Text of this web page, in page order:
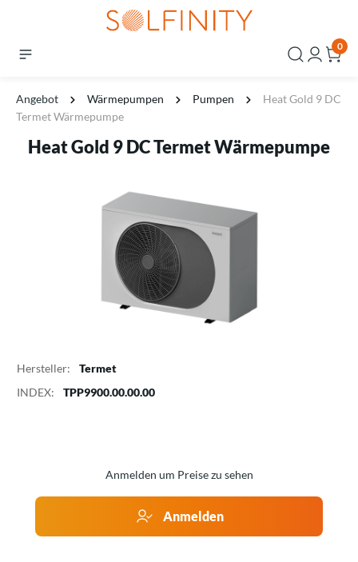
0
Angebot Wärmepumpen Pumpen
Heat Gold 9 DC
Termet Wärmepumpe
Heat Gold 9 DC Termet Wärmepumpe
Hersteller:
Termet
INDEX:
TPP9900.00.00.00
Anmelden um Preise zu sehen
Anmelden